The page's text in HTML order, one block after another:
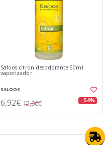
Saloos citron desodorante 50ml
vaporizador
SALOOS
6,92€ 15,00€ - 54%